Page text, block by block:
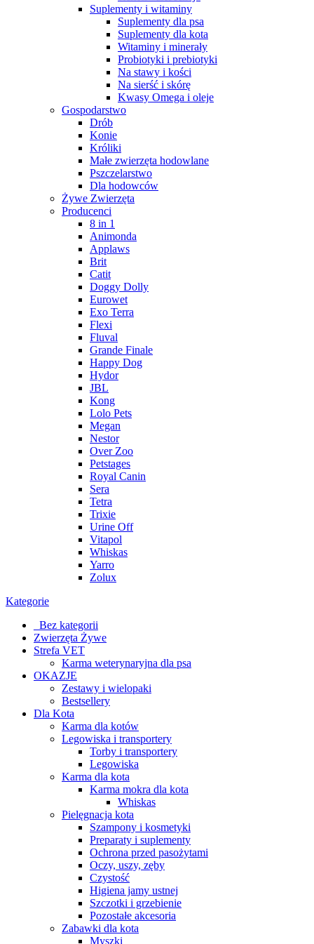
Suplementy i witaminy
Suplementy dla psa
Suplementy dla kota
Witaminy i minerały
Probiotyki i prebiotyki
Na stawy i kości
Na sierść i skórę
Kwasy Omega i oleje
Gospodarstwo
Drób
Konie
Króliki
Małe zwierzęta hodowlane
Pszczelarstwo
Dla hodowców
Żywe Zwierzęta
Producenci
8 in 1
Animonda
Applaws
Brit
Catit
Doggy Dolly
Eurowet
Exo Terra
Flexi
Fluval
Grande Finale
Happy Dog
Hydor
JBL
Kong
Lolo Pets
Megan
Nestor
Over Zoo
Petstages
Royal Canin
Sera
Tetra
Trixie
Urine Off
Vitapol
Whiskas
Yarro
Zolux
Kategorie
_Bez kategorii
Zwierzęta Żywe
Strefa VET
Karma weterynaryjna dla psa
OKAZJE
Zestawy i wielopaki
Bestsellery
Dla Kota
Karma dla kotów
Legowiska i transportery
Torby i transportery
Legowiska
Karma dla kota
Karma mokra dla kota
Whiskas
Pielęgnacja kota
Szampony i kosmetyki
Preparaty i suplementy
Ochrona przed pasożytami
Oczy, uszy, zęby
Czystość
Higiena jamy ustnej
Szczotki i grzebienie
Pozostałe akcesoria
Zabawki dla kota
Myszki